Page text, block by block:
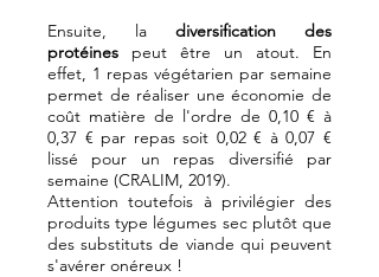
Ensuite, la diversification des
protéines peut être un atout. En
effet, 1 repas végétarien par semaine
permet de réaliser une économie de
coût matière de l'ordre de 0,10 € à
0,37 € par repas soit 0,02 € à 0,07 €
lissé pour un repas diversifié par
semaine (CRALIM, 2019).
Attention toutefois à privilégier des
produits type légumes sec plutôt que
des substituts de viande qui peuvent
s'avérer onéreux !